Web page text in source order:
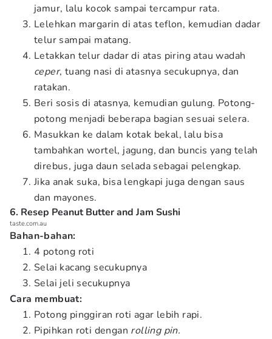
jamur, lalu kocok sampai tercampur rata.
Lelehkan margarin di atas teflon, kemudian dadar
telur sampai matang.
Letakkan telur dadar di atas piring atau wadah
ceper, tuang nasi di atasnya secukupnya, dan
ratakan.
Beri sosis di atasnya, kemudian gulung. Potong-
potong menjadi beberapa bagian sesuai selera.
Masukkan ke dalam kotak bekal, lalu bisa
tambahkan wortel, jagung, dan buncis yang telah
direbus, juga daun selada sebagai pelengkap.
Jika anak suka, bisa lengkapi juga dengan saus
dan mayones.
6. Resep Peanut Butter and Jam Sushi
taste.com.au
Bahan-bahan:
4 potong roti
Selai kacang secukupnya
Selai jeli secukupnya
Cara membuat:
Potong pinggiran roti agar lebih rapi.
Pipihkan roti dengan rolling pin.